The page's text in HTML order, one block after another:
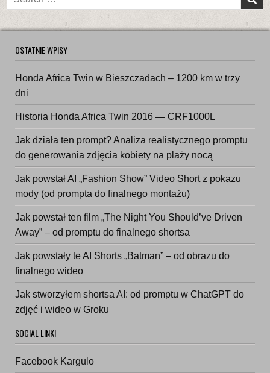
for:
OSTATNIE WPISY
Honda Africa Twin w Bieszczadach – 1200 km w trzy
dni
Historia Honda Africa Twin 2016 — CRF1000L
Jak działa ten prompt? Analiza realistycznego promptu
do generowania zdjęcia kobiety na plaży nocą
Jak powstał AI „Fashion Show” Video Short z pokazu
mody (od prompta do finalnego montażu)
Jak powstał ten film „The Night You Should’ve Driven
Away” – od promptu do finalnego shortsa
Jak powstały te AI Shorts „Batman” – od obrazu do
finalnego wideo
Jak stworzyłem shortsa AI: od promptu w ChatGPT do
zdjęć i wideo w Groku
SOCIAL LINKI
Facebook Kargulo